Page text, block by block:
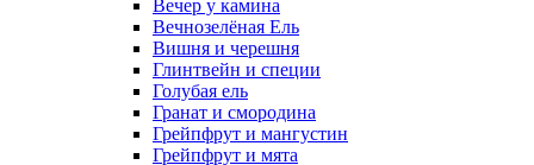
Вечер у камина
Вечнозелёная Ель
Вишня и черешня
Глинтвейн и специи
Голубая ель
Гранат и смородина
Грейпфрут и мангустин
Грейпфрут и мята